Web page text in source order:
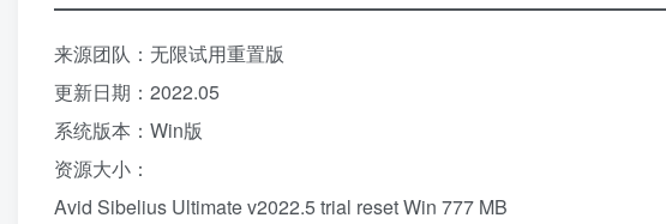
来源团队：无限试用重置版
更新日期：2022.05
系统版本：Win版
资源大小：
Avid Sibelius Ultimate v2022.5 trial reset Win 777 MB